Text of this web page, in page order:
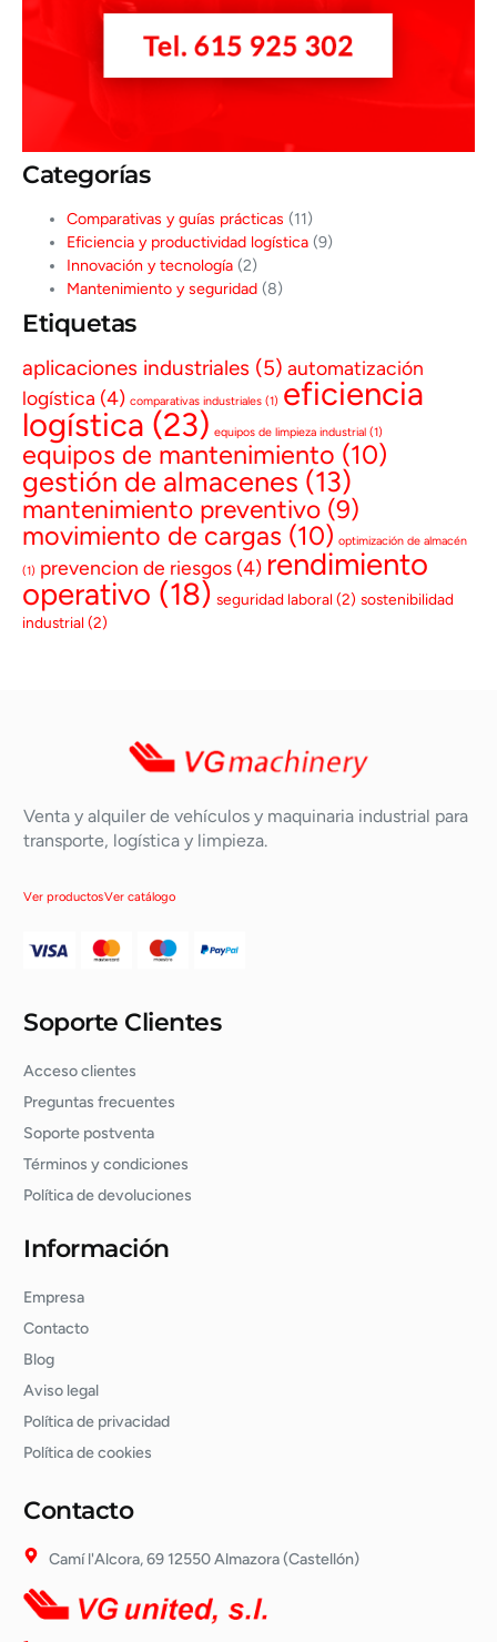
Categorías
Comparativas y guías prácticas (11)
Eficiencia y productividad logística (9)
Innovación y tecnología (2)
Mantenimiento y seguridad (8)
Etiquetas
aplicaciones industriales (5) automatización
logística (4) comparativas industriales (1) eficiencia
logística (23) equipos de limpieza industrial (1)
equipos de mantenimiento (10)
gestión de almacenes (13)
mantenimiento preventivo (9)
movimiento de cargas (10) optimización de almacén
(1) prevencion de riesgos (4) rendimiento
operativo (18) seguridad laboral (2) sostenibilidad
industrial (2)
Venta y alquiler de vehículos y maquinaria industrial para
transporte, logística y limpieza.
Ver productosVer catálogo
Soporte Clientes
Acceso clientes
Preguntas frecuentes
Soporte postventa
Términos y condiciones
Política de devoluciones
Información
Empresa
Contacto
Blog
Aviso legal
Política de privacidad
Política de cookies
Contacto
Camí l'Alcora, 69 12550 Almazora (Castellón)